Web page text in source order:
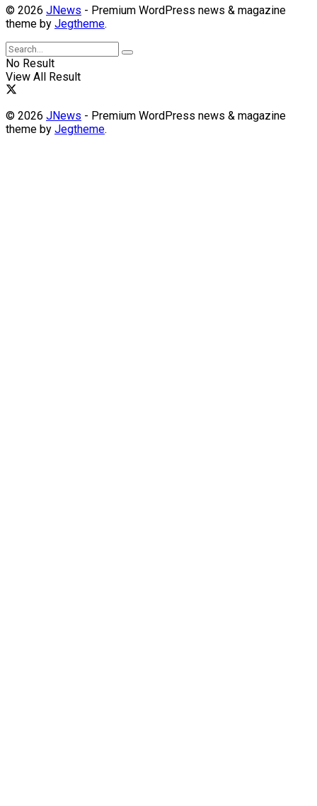
© 2026 JNews - Premium WordPress news & magazine
theme by Jegtheme.
No Result
View All Result
© 2026 JNews - Premium WordPress news & magazine
theme by Jegtheme.